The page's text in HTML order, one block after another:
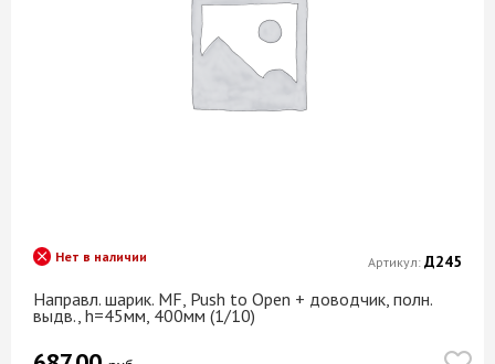
Направл. шарик. MF, Push to Open + доводчик, полн.
выдв., h=45мм, 400мм (1/10)
Нет в наличии Артикул: Д245